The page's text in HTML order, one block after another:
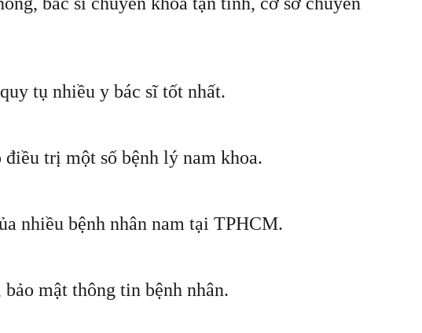
tụ nhiều y bác sĩ tốt nhất.
trị một số bệnh lý nam khoa.
nhiều bệnh nhân nam tại TPHCM.
mật thông tin bệnh nhân.